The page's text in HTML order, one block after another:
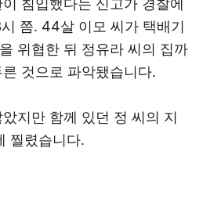
침입했다는 신고가 경찰에
쯤. 44살 이모 씨가 택배기
위협한 뒤 정유라 씨의 집까
것으로 파악됐습니다.
지만 함께 있던 정 씨의 지
찔렸습니다.